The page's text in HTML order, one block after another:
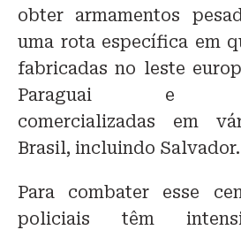
obter armamentos
uma rota específica em
fabricadas no leste
Paraguai e
comercializadas em
Brasil, incluindo Salvador.
Para combater esse
policiais têm